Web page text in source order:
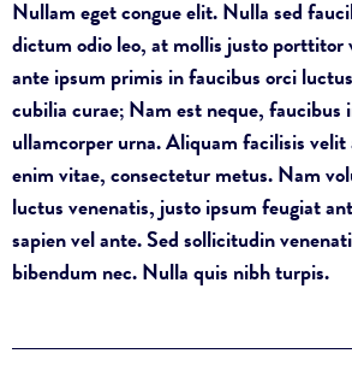
Nullam eget congue elit. Nulla sed
dictum odio leo, at mollis justo porttitor
ante ipsum primis in faucibus orci
cubilia curae; Nam est neque, faucibus
ullamcorper urna. Aliquam facilisis
enim vitae, consectetur metus. Nam
luctus venenatis, justo ipsum feugiat
sapien vel ante. Sed sollicitudin
bibendum nec. Nulla quis nibh turpis.